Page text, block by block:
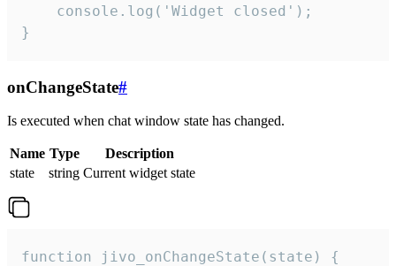
    console.log('Widget closed');
}
onChangeState#
Is executed when chat window state has changed.
Name Type
Description
state
string Current widget state
function jivo_onChangeState(state) {